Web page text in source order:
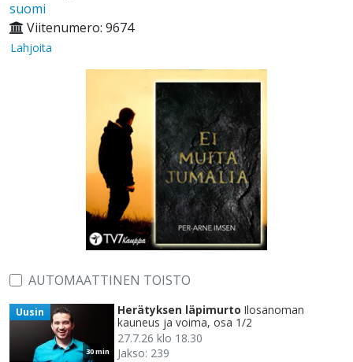
suomi
Viitenumero: 9674
Lahjoita
AUTOMAATTINEN TOISTO
30 min
Uusin Herätyksen läpimurto Ilosanoman
kauneus ja voima, osa 1/2
27.7.26 klo 18.30
Jakso: 239